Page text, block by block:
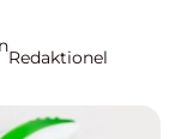
Redaktionel